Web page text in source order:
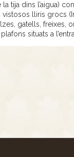
tija dins l’aigua)
vistosos lliris grocs
gatells, freixes,
situats a